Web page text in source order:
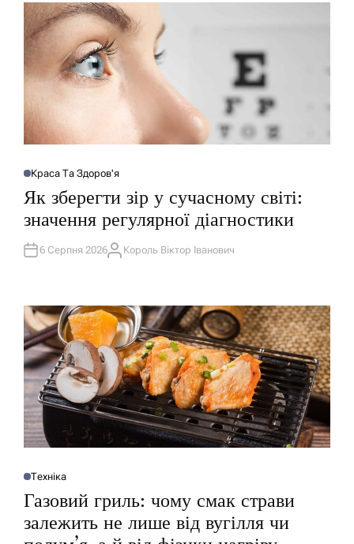
О
У
Л
І
У
В
Краса Та Здоров'я
Як зберегти зір у сучасному світі:
значення регулярної діагностики
6 Серпня 2026А
Король Віктор Іванович
О
Л
І
Техніка
Газовий гриль: чому смак страви
залежить не лише від вугілля чи